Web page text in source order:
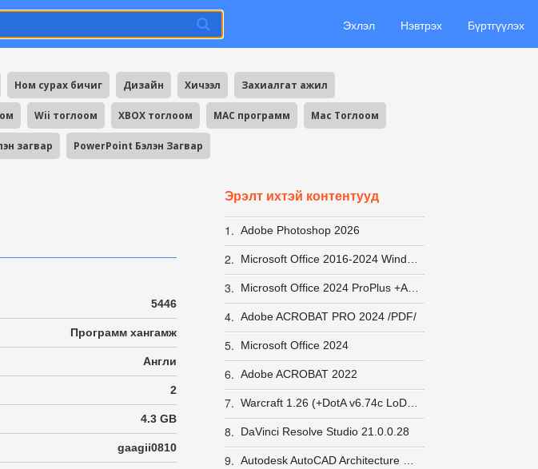
Эхлэл Нэвтрэх Бүртгүүлэх
Ном сурах бичиг Дизайн Хичээл Захиалгат ажил
Wii тоглоом XBOX тоглоом MAC программ Mac Тоглоом
загвар PowerPoint Бэлэн Загвар
5446
Программ хангамж
Англи
2
4.3 GB
gaagii0810
Эрэлт ихтэй контентууд
1. Adobe Photoshop 2026
2.
3.
4. Adobe ACROBAT PRO 2024 /PDF/
5. Microsoft Office 2024
6. Adobe ACROBAT 2022
7.
8. DaVinci Resolve Studio 21.0.0.28
9.